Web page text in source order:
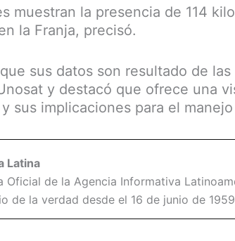
muestran la presencia de 114
la Franja, precisó.
sus datos son resultado de
y destacó que ofrece una
sus implicaciones para el
Latina
Oficial de la Agencia Informativa
de la verdad desde el 16 de junio de 1959